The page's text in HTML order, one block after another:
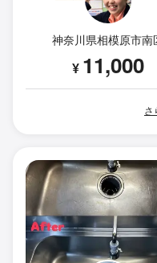
神奈川県相模原市南
¥ 11,000
さ